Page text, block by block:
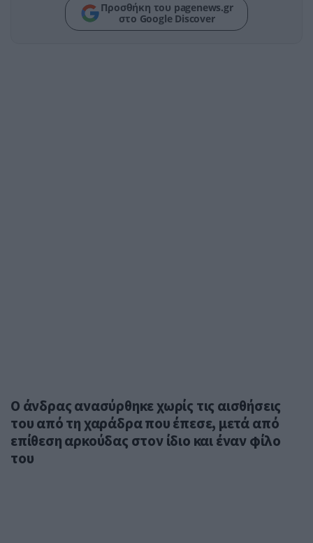
Προσθήκη του pagenews.gr
στο Google Discover
Ο άνδρας ανασύρθηκε χωρίς τις αισθήσεις
του από τη χαράδρα που έπεσε, μετά από
επίθεση αρκούδας στον ίδιο και έναν φίλο
του